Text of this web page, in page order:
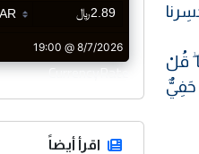
قُلْ
حَفِيٌّ
CurrencyRate
اقرأ أيضاً